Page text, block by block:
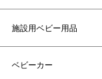
施設用ベビー用品
ベビーカー